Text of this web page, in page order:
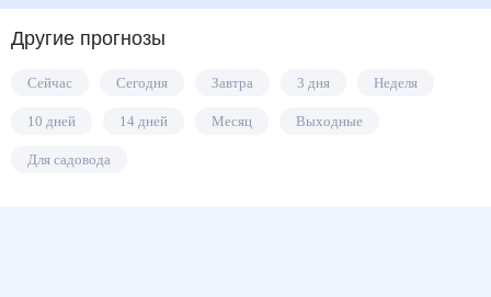
Другие прогнозы
Сейчас Сегодня Завтра 3 дня Неделя
10 дней 14 дней Месяц Выходные
Для садовода